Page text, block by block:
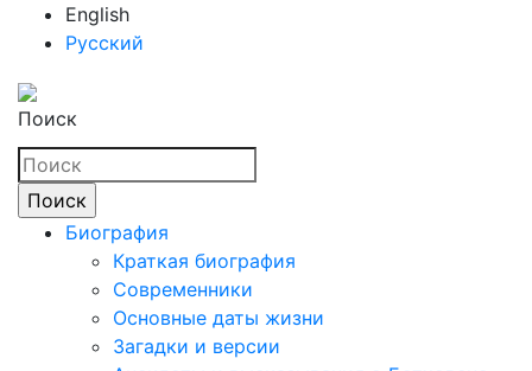
English
Русский
Поиск
Биография
Краткая биография
Современники
Основные даты жизни
Загадки и версии